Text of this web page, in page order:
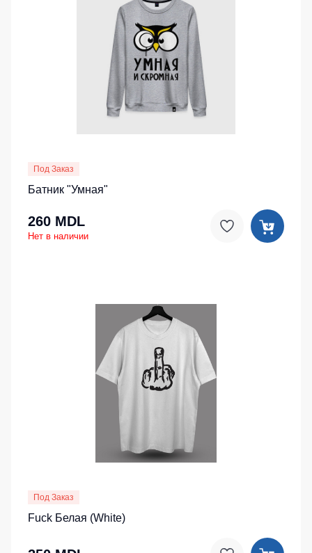
Под Заказ
Батник "Умная"
260 MDL
Нет в наличии
Под Заказ
Fuck Белая (White)